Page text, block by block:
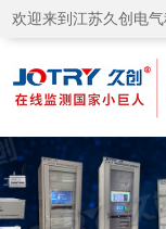
欢迎来到江苏久创电